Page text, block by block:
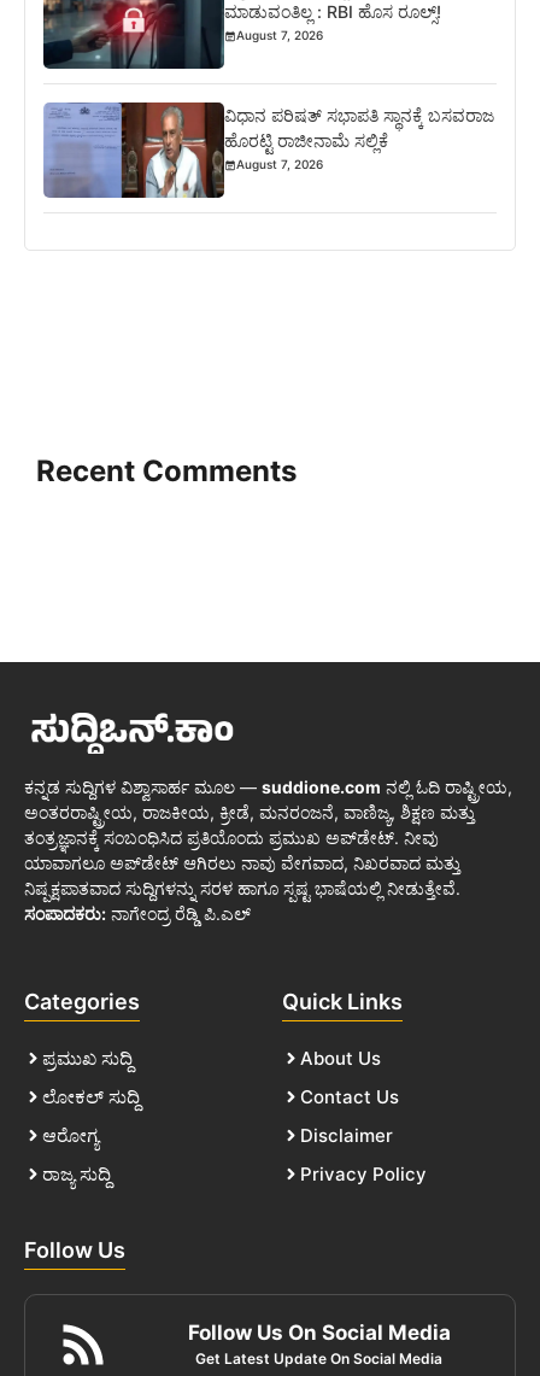
ಮಾಡುವಂತಿಲ್ಲ : RBI ಹೊಸ ರೂಲ್ಸ್!
August 7, 2026
ವಿಧಾನ ಪರಿಷತ್‌ ಸಭಾಪತಿ ಸ್ಥಾನಕ್ಕೆ ಬಸವರಾಜ
ಹೊರಟ್ಟಿ ರಾಜೀನಾಮೆ ಸಲ್ಲಿಕೆ
August 7, 2026
Recent Comments
ಕನ್ನಡ ಸುದ್ದಿಗಳ ವಿಶ್ವಾಸಾರ್ಹ ಮೂಲ — suddione.com ನಲ್ಲಿ ಓದಿ ರಾಷ್ಟ್ರೀಯ,
ಅಂತರರಾಷ್ಟ್ರೀಯ, ರಾಜಕೀಯ, ಕ್ರೀಡೆ, ಮನರಂಜನೆ, ವಾಣಿಜ್ಯ, ಶಿಕ್ಷಣ ಮತ್ತು
ತಂತ್ರಜ್ಞಾನಕ್ಕೆ ಸಂಬಂಧಿಸಿದ ಪ್ರತಿಯೊಂದು ಪ್ರಮುಖ ಅಪ್‌ಡೇಟ್. ನೀವು
ಯಾವಾಗಲೂ ಅಪ್‌ಡೇಟ್ ಆಗಿರಲು ನಾವು ವೇಗವಾದ, ನಿಖರವಾದ ಮತ್ತು
ನಿಷ್ಪಕ್ಷಪಾತವಾದ ಸುದ್ದಿಗಳನ್ನು ಸರಳ ಹಾಗೂ ಸ್ಪಷ್ಟ ಭಾಷೆಯಲ್ಲಿ ನೀಡುತ್ತೇವೆ.
ಸಂಪಾದಕರು: ನಾಗೇಂದ್ರ ರೆಡ್ಡಿ ಪಿ.ಎಲ್
Categories
ಪ್ರಮುಖ ಸುದ್ದಿ
ಲೋಕಲ್ ಸುದ್ದಿ
ಆರೋಗ್ಯ
ರಾಜ್ಯ ಸುದ್ದಿ
Quick Links
About Us
Contact Us
Disclaimer
Privacy Policy
Follow Us
Follow Us On Social Media
Get Latest Update On Social Media